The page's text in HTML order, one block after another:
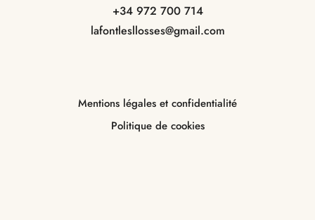
+34 972 700 714
lafontlesllosses@gmail.com
Mentions légales et confidentialité
Politique de cookies